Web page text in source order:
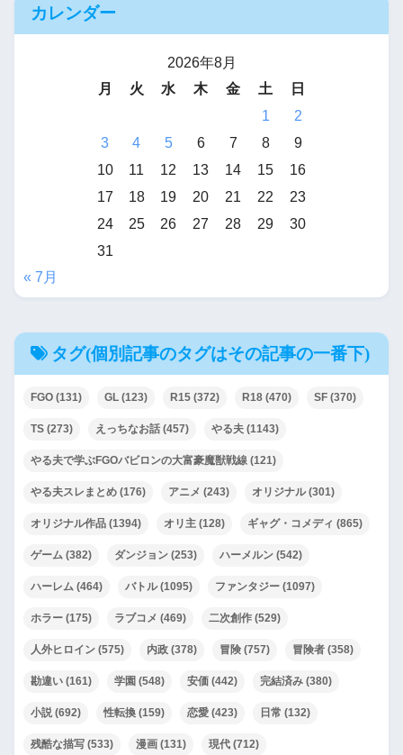
カレンダー
2026年8月
月
火 水 木 金 土
日
1
2
3
4 5 6 7 8
9
10
11 12 13 14 15
16
17
18 19 20 21 22
23
24
25 26 27 28 29
30
31
« 7月
タグ(個別記事のタグはその記事の一番下)
FGO (131) GL (123) R15 (372) R18 (470) SF (370)
TS (273) えっちなお話 (457) やる夫 (1143)
やる夫で学ぶFGOバビロンの大富豪魔獣戦線 (121)
やる夫スレまとめ (176) アニメ (243) オリジナル(301)
オリジナル作品 (1394) オリ主 (128) ギャグ・コメディ (865)
ゲーム (382) ダンジョン (253) ハーメルン (542)
ハーレム (464) バトル(1095) ファンタジー (1097)
ホラー (175) ラブコメ (469) 二次創作 (529)
人外ヒロイン (575) 内政 (378) 冒険 (757) 冒険者 (358)
勘違い (161) 学園 (548) 安価 (442) 完結済み (380)
小説(692) 性転換 (159) 恋愛 (423) 日常 (132)
残酷な描写 (533) 漫画 (131) 現代 (712)